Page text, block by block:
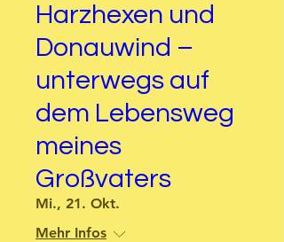
Harzhexen und
Donauwind –
unterwegs auf
dem Lebensweg
meines
Großvaters
Mi., 21. Okt.
Mehr Infos